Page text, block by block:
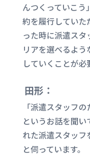
んつくっていこう
約を履行していた
った時に派遣ス
リアを選べるよ
していくことが必
田形：
「派遣スタッフ
というお話を聞
れた派遣スタッ
と伺っています。